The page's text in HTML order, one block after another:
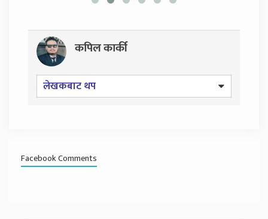
कपिल कार्की
लेखकबाट थप
Facebook Comments